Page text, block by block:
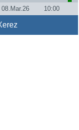
08.Mar.26 10:00